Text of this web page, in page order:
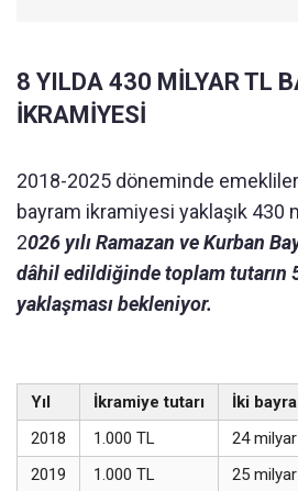
8 YILDA 430 MİLYAR TL
İKRAMİYESİ
2018-2025 döneminde
bayram ikramiyesi yaklaşık 430
2026 yılı Ramazan ve Kurban
dâhil edildiğinde toplam tutarın
yaklaşması bekleniyor.
Yıl İkramiye tutarı
İki
2018
1.000 TL
24
2019
1.000 TL
25